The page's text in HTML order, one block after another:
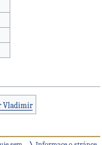
Vladimír